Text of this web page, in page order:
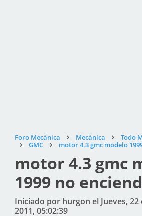
Foro Mecánica Mecánica
Todo
GMC
motor 4.3 gmc modelo
motor 4.3 gmc
1999 no
Iniciado por hurgon el Jueves,
2011, 05:02:39